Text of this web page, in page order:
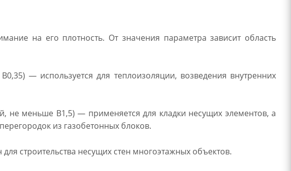
на его плотность. От значения параметра зависит область
— используется для теплоизоляции, возведения внутренних
не меньше B1,5) — применяется для кладки несущих элементов, а
из газобетонных блоков.
строительства несущих стен многоэтажных объектов.